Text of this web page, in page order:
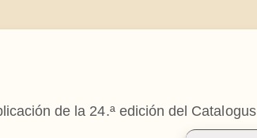
de la 24.ª edición del Catalogus